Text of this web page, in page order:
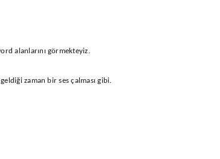
alanlarını görmekteyiz.
zaman bir ses çalması gibi.